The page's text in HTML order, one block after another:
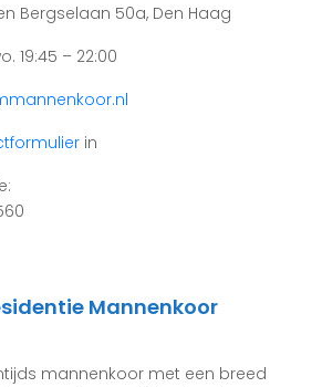
Bergselaan 50a, Den Haag
19:45 – 22:00
in
Mannenkoor
mannenkoor met een breed